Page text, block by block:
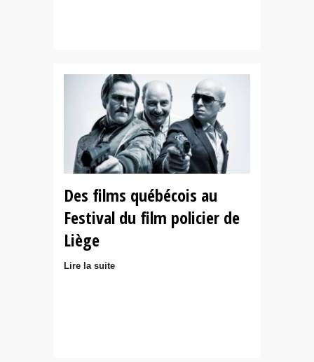
Des films québécois au
Festival du film policier de
Liège
Lire la suite